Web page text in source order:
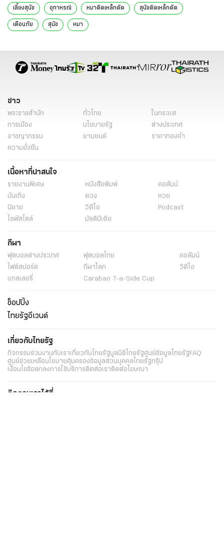
เลี้ยงสุนัข อุทาหรณ์ หมาติดเหล็กดัด สุนัขติดเหล็กดัด
เตือนภัย สุนัข หมา
ข่าว
พระราชสำนัก ทั่วไทย
ในกระแส
การเมือง
นโยบายรัฐ
ต่างประเทศ
อาชญากรรม
ยานยนต์
ราคาทองคำ
ความยั่งยืน
เนื้อหาที่น่าสนใจ
รายงานพิเศษ หนังสือพิมพ์
คอลัมน์
บันเทิง
ดวง
หวย
นิยาย
วิดีโอ
Podcast
ไลฟ์สไตล์
มัลติมีเดีย
กีฬา
ฟุตบอลต่่างประเทศ ฟุตบอลไทย
คอลัมน์
ไฟต์สปอร์ต
กีฬาโลก
วิดีโอ
แกลเลอรี่
Carabao 7-a-Side Cup
ช็อปปิ้ง
ไทยรัฐอีเวนต์
เกี่ยวกับไทยรัฐ
กิจกรรมร่วมงานกับเราเกี่ยวกับไทยรัฐมูลนิธิไทยรัฐศูนย์ข้อมูลไทยรัฐ FAQ
ศูนย์ช่วยเหลือนโยบายคุ้มครองข้อมูลส่วนบุคคลไทยรัฐกรุ๊ป
เงื่อนไขข้อตกลงการใช้บริการติดต่อเราติดต่อโฆษณา
ติดตามเราได้ที่